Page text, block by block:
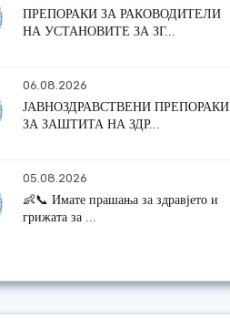
ПРЕПОРАКИ ЗА РАКОВОДИТЕЛИ
НА УСТАНОВИТЕ ЗА ЗГ...
06.08.2026
ЈАВНОЗДРАВСТВЕНИ ПРЕПОРАКИ
ЗА ЗАШТИТА НА ЗДР...
05.08.2026
👶📞 Имате прашања за здравјето и
грижата за ...